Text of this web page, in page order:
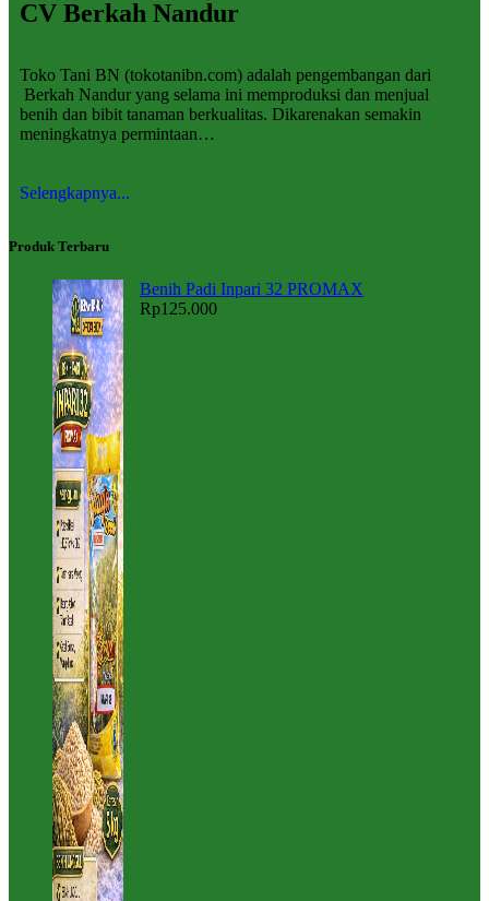
CV Berkah Nandur
Toko Tani BN (tokotanibn.com) adalah pengembangan dari
Berkah Nandur yang selama ini memproduksi dan menjual
benih dan bibit tanaman berkualitas. Dikarenakan semakin
meningkatnya permintaan…
Selengkapnya...
Produk Terbaru
Benih Padi Inpari 32 PROMAX
Rp125.000